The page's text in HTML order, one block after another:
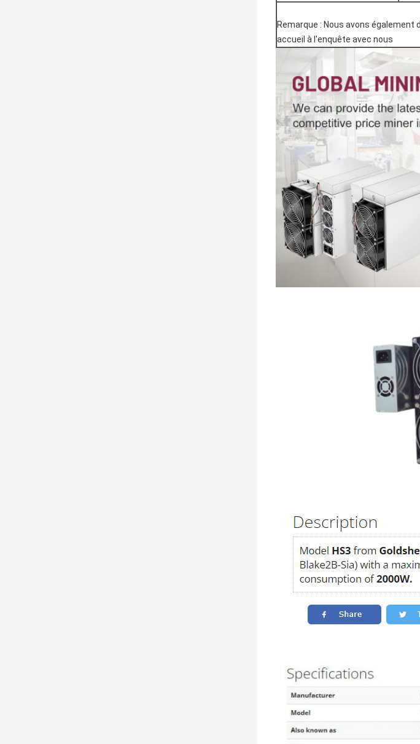
Remarque : Nous avons
accueil à l'enquête avec nous